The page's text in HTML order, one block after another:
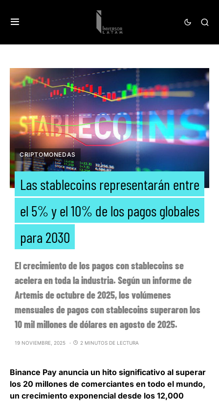
CRIPTOMONEDAS
Las stablecoins representarán entre
el 5% y el 10% de los pagos globales
para 2030
El crecimiento de los pagos con stablecoins se
acelera en toda la industria. Según un informe de
Artemis de octubre de 2025, los volúmenes
mensuales de pagos con stablecoins superaron los
10 mil millones de dólares en agosto de 2025.
19 NOVIEMBRE, 2025 2 MINUTOS DE LECTURA
Binance Pay anuncia un hito significativo al superar
los 20 millones de comerciantes en todo el mundo,
un crecimiento exponencial desde los 12,000